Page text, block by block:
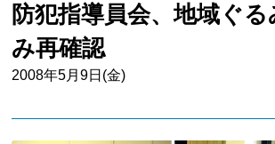
防犯指導員会、地域ぐる
み再確認
2008年5月9日(金)